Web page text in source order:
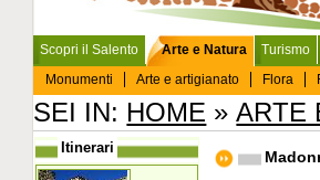
Scopri il Salento
Arte e Natura
Monumenti
Arte e artigianato Flora
Turismo
SEI IN: HOME »ARTE
Itinerari